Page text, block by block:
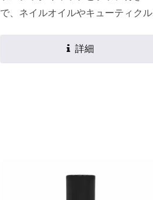
で、ネイルオイルやキューティクル
器はソーダ石灰ガラスで作られてお
詳細